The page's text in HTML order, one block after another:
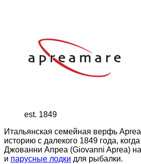
est. 1849
Итальянская семейная верфь
историю с далекого 1849 года,
Джованни Апреа (Giovanni Aprea)
и парусные лодки для рыбалки.